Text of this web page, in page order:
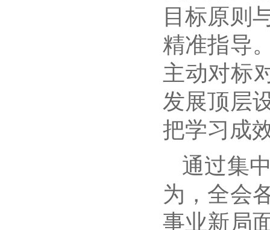
目标原则
精准指导
主动对标
发展顶层
把学习成
通过集
为，全会
事业新局